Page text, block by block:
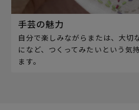
手芸の魅力
自分で楽しみながらまたは、大切
になど、つくってみたいという気
ます。